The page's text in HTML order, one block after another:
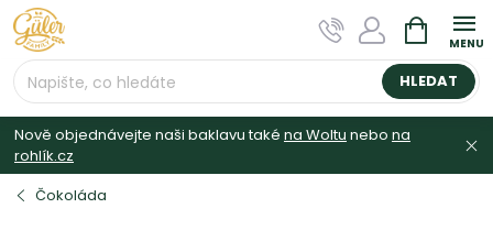
Přejít
na
obsah
HLEDAT
NÁKUPNÍ
KOŠÍK
Nově objednávejte naši baklavu také na Woltu nebo na
rohlík.cz
Čokoláda